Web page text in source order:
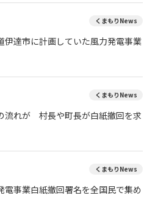
くまもりNews
伊達市に計画していた風力発電事業
くまもりNews
流れが 村長や町長が白紙撤回を求
くまもりNews
電事業白紙撤回署名を全国民で集め